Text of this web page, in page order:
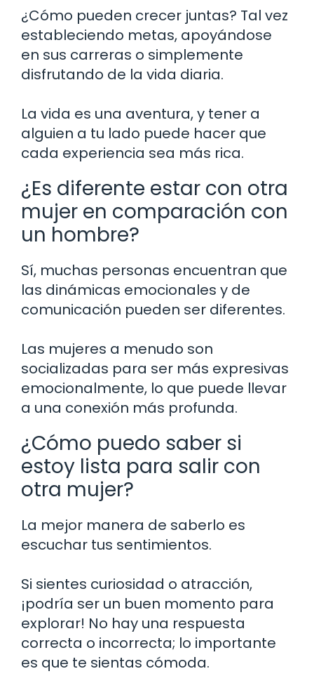
¿Cómo pueden crecer juntas? Tal vez
estableciendo metas, apoyándose
en sus carreras o simplemente
disfrutando de la vida diaria.
La vida es una aventura, y tener a
alguien a tu lado puede hacer que
cada experiencia sea más rica.
¿Es diferente estar con otra
mujer en comparación con
un hombre?
Sí, muchas personas encuentran que
las dinámicas emocionales y de
comunicación pueden ser diferentes.
Las mujeres a menudo son
socializadas para ser más expresivas
emocionalmente, lo que puede llevar
a una conexión más profunda.
¿Cómo puedo saber si
estoy lista para salir con
otra mujer?
La mejor manera de saberlo es
escuchar tus sentimientos.
Si sientes curiosidad o atracción,
¡podría ser un buen momento para
explorar! No hay una respuesta
correcta o incorrecta; lo importante
es que te sientas cómoda.